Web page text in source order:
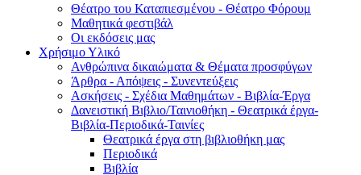
Θέατρο του Καταπιεσμένου - Θέατρο Φόρουμ
Μαθητικά φεστιβάλ
Οι εκδόσεις μας
Χρήσιμο Υλικό
Ανθρώπινα δικαιώματα & Θέματα προσφύγων
Άρθρα - Απόψεις - Συνεντεύξεις
Ασκήσεις - Σχέδια Μαθημάτων - Βιβλία-Έργα
Δανειστική Βιβλιο/Ταινιοθήκη - Θεατρικά έργα-
Βιβλία-Περιοδικά-Ταινίες
Θεατρικά έργα στη βιβλιοθήκη μας
Περιοδικά
Βιβλία